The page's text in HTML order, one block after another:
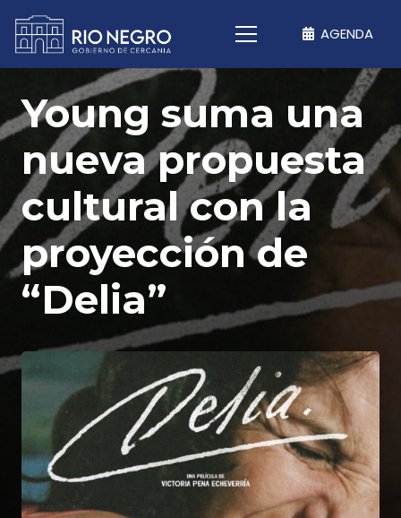
AGENDA
Young suma una
nueva propuesta
cultural con la
proyección de
“Delia”